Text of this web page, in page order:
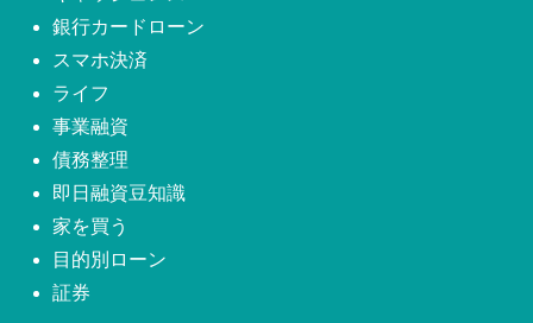
銀行カードローン
スマホ決済
ライフ
事業融資
債務整理
即日融資豆知識
家を買う
目的別ローン
証券